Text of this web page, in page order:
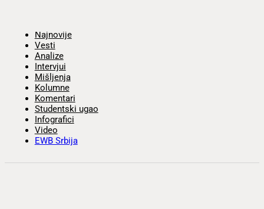
Najnovije
Vesti
Analize
Intervjui
Mišljenja
Kolumne
Komentari
Studentski ugao
Infografici
Video
EWB Srbija